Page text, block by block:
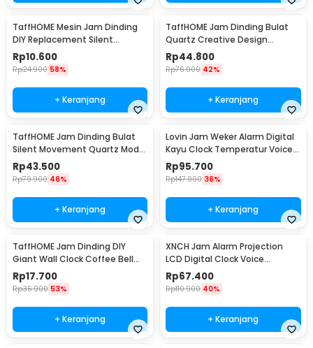
TaffHOME Mesin Jam Dinding
DIY Replacement Silent
Movement Quartz - 5168-S
Rp10.600
Rp24.900 58%
+ Keranjang
TaffHOME Jam Dinding Bulat
Quartz Creative Design
Modern 29cm - H6588
Rp44.800
Rp76.900 42%
+ Keranjang
TaffHOME Jam Dinding Bulat
Silent Movement Quartz Model
Modern 29cm - H6589
Rp43.500
Rp79.900 46%
+ Keranjang
Lovin Jam Weker Alarm Digital
Kayu Clock Temperatur Voice
Control - TX602
Rp95.700
Rp147.900 36%
+ Keranjang
TaffHOME Jam Dinding DIY
Giant Wall Clock Coffee Bell
40-70cm - DIY-12
Rp17.700
Rp36.900 53%
+ Keranjang
XNCH Jam Alarm Projection
LCD Digital Clock Voice
Thermometer - FJ3532
Rp67.400
Rp110.900 40%
+ Keranjang